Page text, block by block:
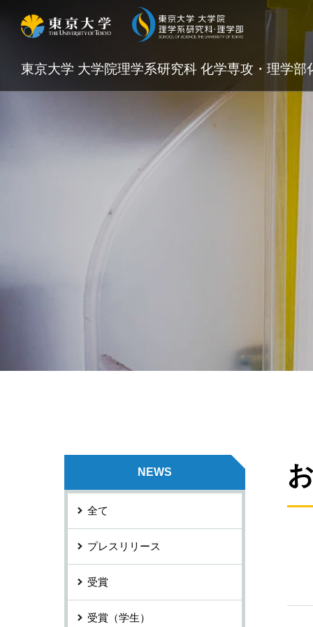
東京大学 大学院理学系研究科 化学専攻・理学部
NEWS
全て
プレスリリース
受賞
受賞（学生）